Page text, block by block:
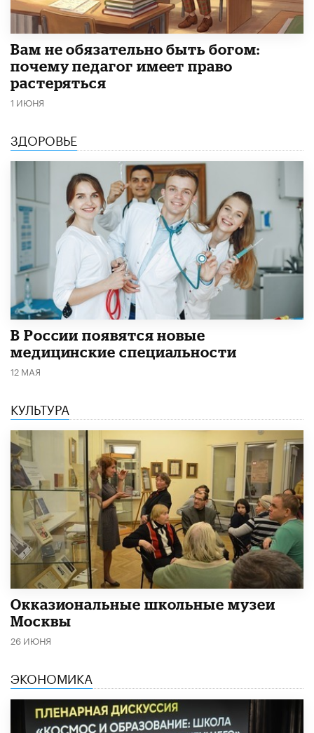
​Вам не обязательно быть богом:
почему педагог имеет право
растеряться
1 ИЮНЯ
ЗДОРОВЬЕ
В России появятся новые
медицинские специальности
12 МАЯ
КУЛЬТУРА
​Окказиональные школьные музеи
Москвы
26 ИЮНЯ
ЭКОНОМИКА